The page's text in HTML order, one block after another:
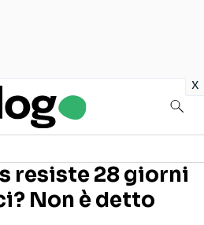
x
sui social
resiste 28 giorni
Non è detto